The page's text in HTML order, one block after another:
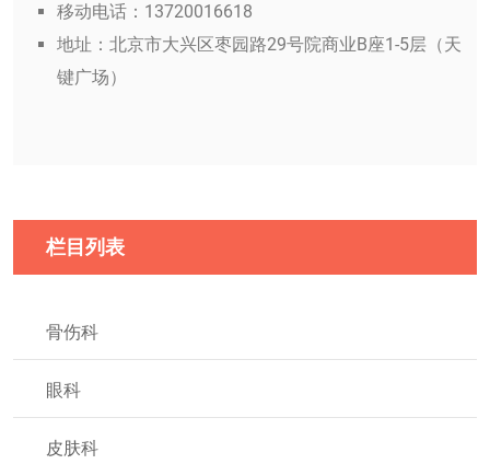
移动电话：13720016618
地址：北京市大兴区枣园路29号院商业B座1-5层（天
键广场）
栏目列表
骨伤科
眼科
皮肤科